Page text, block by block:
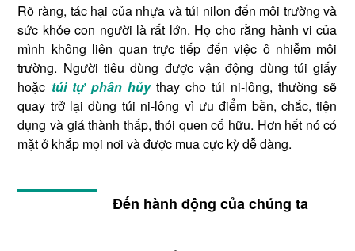
Rõ ràng, tác hại của nhựa và túi nilon đến môi trường và
sức khỏe con người là rất lớn. Họ cho rằng hành vi của
mình không liên quan trực tiếp đến việc ô nhiễm môi
trường. Người tiêu dùng được vận động dùng túi giấy
hoặc túi tự phân hủy thay cho túi ni-lông, thường sẽ
quay trở lại dùng túi ni-lông vì ưu điểm bền, chắc, tiện
dụng và giá thành thấp, thói quen cố hữu. Hơn hết nó có
mặt ở khắp mọi nơi và được mua cực kỳ dễ dàng.
Đến hành động của chúng ta